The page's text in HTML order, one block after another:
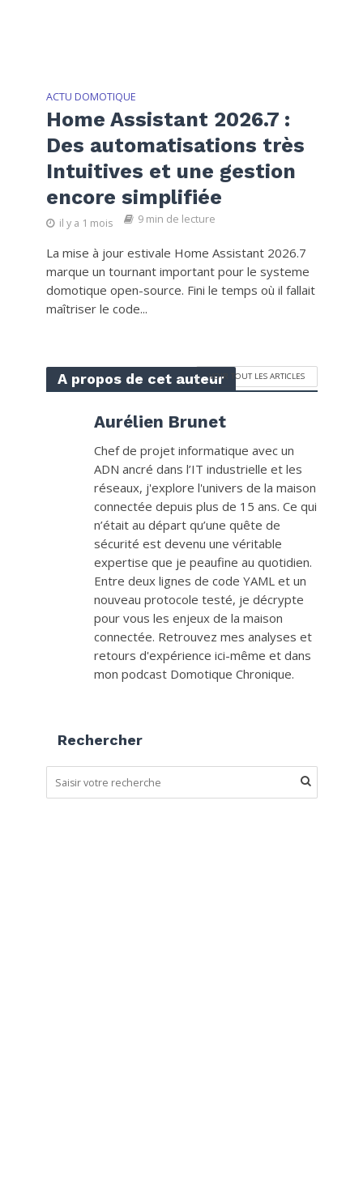
ACTU DOMOTIQUE
Home Assistant 2026.7 :
Des automatisations très
Intuitives et une gestion
encore simplifiée
il y a 1 mois 9 min de lecture
La mise à jour estivale Home Assistant 2026.7
marque un tournant important pour le systeme
domotique open-source. Fini le temps où il fallait
maîtriser le code...
A propos de cet auteurVOIR TOUT LES ARTICLES
Aurélien Brunet
Chef de projet informatique avec un
ADN ancré dans l’IT industrielle et les
réseaux, j'explore l'univers de la maison
connectée depuis plus de 15 ans. Ce qui
n’était au départ qu’une quête de
sécurité est devenu une véritable
expertise que je peaufine au quotidien.
Entre deux lignes de code YAML et un
nouveau protocole testé, je décrypte
pour vous les enjeux de la maison
connectée. Retrouvez mes analyses et
retours d'expérience ici-même et dans
mon podcast Domotique Chronique.
Rechercher